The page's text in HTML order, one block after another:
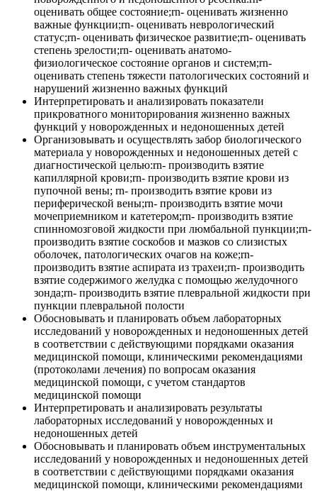
оценивать общее состояние;rn- оценивать жизненно
важные функции;rn- оценивать неврологический
статус;rn- оценивать физическое развитие;rn- оценивать
степень зрелости;rn- оценивать анатомо-
физиологическое состояние органов и систем;rn-
оценивать степень тяжести патологических состояний и
нарушений жизненно важных функций
Интерпретировать и анализировать показатели
прикроватного мониторирования жизненно важных
функций у новорожденных и недоношенных детей
Организовывать и осуществлять забор биологического
материала у новорожденных и недоношенных детей с
диагностической целью:rn- производить взятие
капиллярной крови;rn- производить взятие крови из
пупочной вены; rn- производить взятие крови из
периферической вены;rn- производить взятие мочи
мочеприемником и катетером;rn- производить взятие
спинномозговой жидкости при люмбальной пункции;rn-
производить взятие соскобов и мазков со слизистых
оболочек, патологических очагов на коже;rn-
производить взятие аспирата из трахеи;rn- производить
взятие содержимого желудка с помощью желудочного
зонда;rn- производить взятие плевральной жидкости при
пункции плевральной полости
Обосновывать и планировать объем лабораторных
исследований у новорожденных и недоношенных детей
в соответствии с действующими порядками оказания
медицинской помощи, клиническими рекомендациями
(протоколами лечения) по вопросам оказания
медицинской помощи, с учетом стандартов
медицинской помощи
Интерпретировать и анализировать результаты
лабораторных исследований у новорожденных и
недоношенных детей
Обосновывать и планировать объем инструментальных
исследований у новорожденных и недоношенных детей
в соответствии с действующими порядками оказания
медицинской помощи, клиническими рекомендациями